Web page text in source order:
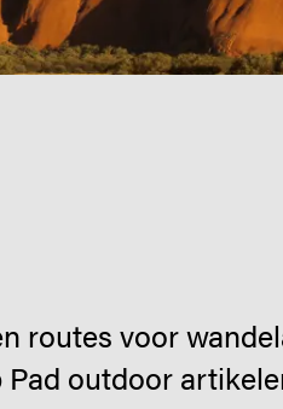
routes voor
outdoor